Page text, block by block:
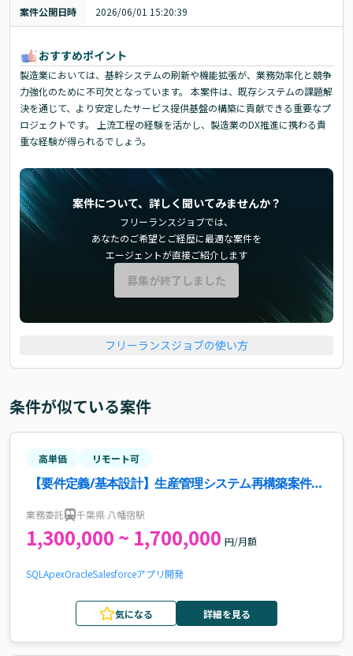
案件公開日時 2026/06/01 15:20:39
おすすめポイント
製造業においては、基幹システムの刷新や機能拡張が、業務効率化と競争
力強化のために不可欠となっています。 本案件は、既存システムの課題解
決を通じて、より安定したサービス提供基盤の構築に貢献できる重要なプ
ロジェクトです。 上流工程の経験を活かし、製造業のDX推進に携わる貴
重な経験が得られるでしょう。
案件について、詳しく聞いてみませんか？
フリーランスジョブでは、
あなたのご希望とご経歴に最適な案件を
エージェントが直接ご紹介します
募集が終了しました
フリーランスジョブの使い方
条件が似ている案件
高単価 リモート可
【要件定義/基本設計】生産管理システム再構築案件・
業務委託 千葉県 八幡宿駅
1,300,000 ~ 1,700,000 円/月額
SQL ApexOracleSalesforceアプリ開発
気になる 詳細を見る